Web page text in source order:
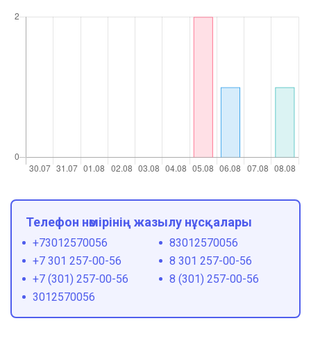
Телефон нөмірінің жазылу нұсқалары
+73012570056
83012570056
+7 301 257-00-56
8 301 257-00-56
+7 (301) 257-00-56
8 (301) 257-00-56
3012570056